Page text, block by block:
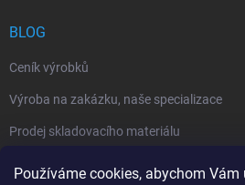
Používáme cookies, abychom
BLOG
Ceník výrobků
Výroba na zakázku, naše specializace
Prodej skladovacího materiálu
NÁKUPNÍ KOŠÍK